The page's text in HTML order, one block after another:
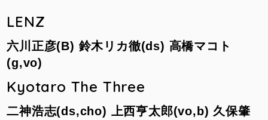
LENZ
六川正彦(B) 鈴木リカ徹(ds) 高橋マコト
(g,vo)
Kyotaro The Three
二神浩志(ds,cho) 上西亨太郎(vo,b) 久保肇